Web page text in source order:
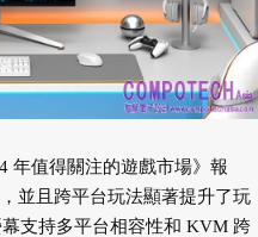
年值得關注的遊戲市場》報
並且跨平台玩法顯著提升了玩
支持多平台相容性和 KVM 跨